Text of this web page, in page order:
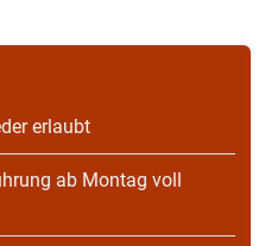
erlaubt
ab Montag voll